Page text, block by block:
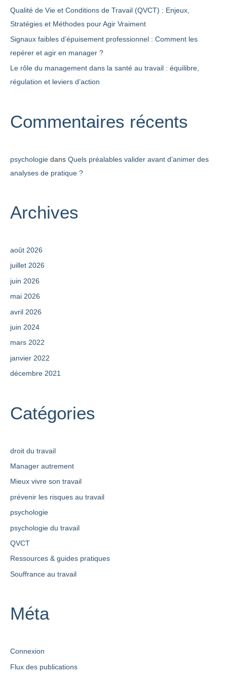
:
Qualité de Vie et Conditions de Travail (QVCT) : Enjeux,
Stratégies et Méthodes pour Agir Vraiment
Signaux faibles d’épuisement professionnel : Comment les
repérer et agir en manager ?
Le rôle du management dans la santé au travail : équilibre,
régulation et leviers d’action
Commentaires récents
psychologie dans Quels préalables valider avant d’animer des
analyses de pratique ?
Archives
août 2026
juillet 2026
juin 2026
mai 2026
avril 2026
juin 2024
mars 2022
janvier 2022
décembre 2021
Catégories
droit du travail
Manager autrement
Mieux vivre son travail
prévenir les risques au travail
psychologie
psychologie du travail
QVCT
Ressources & guides pratiques
Souffrance au travail
Méta
Connexion
Flux des publications